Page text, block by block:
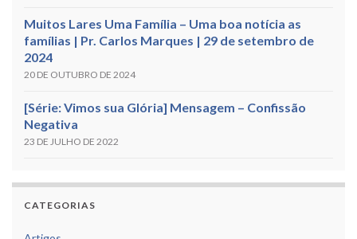
Muitos Lares Uma Família – Uma boa notícia as
famílias | Pr. Carlos Marques | 29 de setembro de
2024
20 DE OUTUBRO DE 2024
[Série: Vimos sua Glória] Mensagem – Confissão
Negativa
23 DE JULHO DE 2022
CATEGORIAS